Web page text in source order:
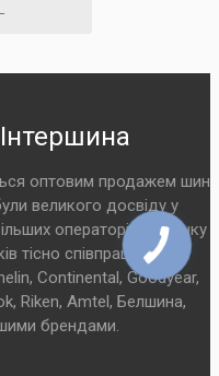
оптовим продажем шин
великого досвіду у
операторів на ринку
тісно співпрацюємо з
Continental, Goodyear,
Riken, Amtel, Белшина,
брендами.